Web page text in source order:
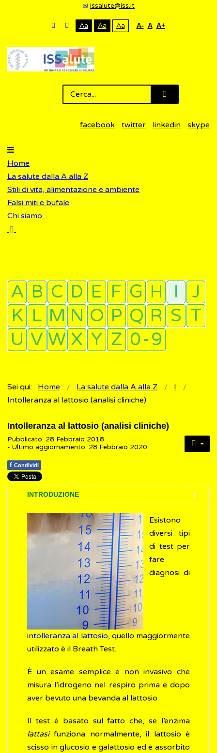
issalute@iss.it
Aa Aa Aa A- A A+
facebook twitter linkedin skype
Home
La salute dalla A alla Z
Stili di vita, alimentazione e ambiente
Falsi miti e bufale
Chi siamo
Sei qui: Home La salute dalla A alla Z
I
Intolleranza al lattosio (analisi cliniche)
Intolleranza al lattosio (analisi cliniche)
Pubblicato: 28 Febbraio 2018
- Ultimo aggiornamento: 28 Febbraio 2020
f Condividi
INTRODUZIONE
Esistono
diversi tipi
di test per
fare
diagnosi di
intolleranza al lattosio, quello maggiormente
utilizzato è il Breath Test.
È un esame semplice e non invasivo che
misura l’idrogeno nel respiro prima e dopo
aver bevuto una bevanda al lattosio.
Il test è basato sul fatto che, se l’enzima
lattasifunziona normalmente, il lattosio è
scisso in glucosio e galattosio ed è assorbito